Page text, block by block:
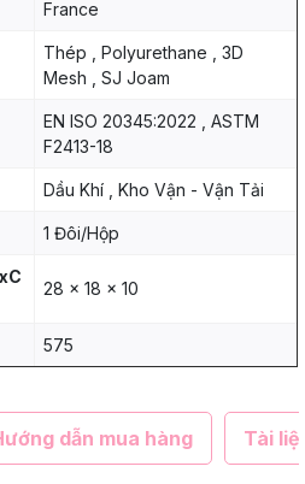
France
Thép , Polyurethane , 3D
Mesh , SJ Joam
EN ISO 20345:2022 , ASTM
F2413-18
Dầu Khí , Kho Vận - Vận Tải
1 Đôi/Hộp
28 x 18 x 10
575
dẫn mua hàng Tài